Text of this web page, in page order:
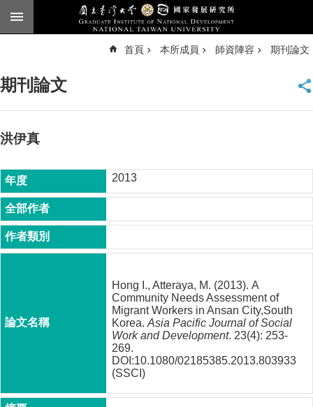
跳到主要內容區塊
臺
頁
公
告
本
所
簡
成
班
首頁 本所成員 師資陣容 期刊論文
期刊論文
洪伊真
2013
Hong I., Atteraya, M. (2013). A
Community Needs Assessment of
Migrant Workers in Ansan City,South
Korea.Asia Pacific Journal of Social
Work and Development. 23(4): 253-
269.
DOI:10.1080/02185385.2013.803933
(SSCI)